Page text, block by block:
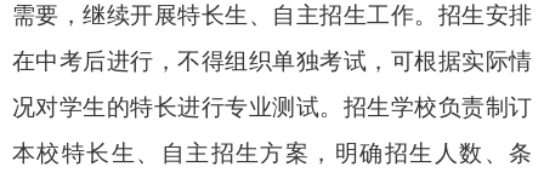
需要，继续开展特长生、自主招生工作。招生安排
在中考后进行，不得组织单独考试，可根据实际情
况对学生的特长进行专业测试。招生学校负责制订
本校特长生、自主招生方案，明确招生人数、条